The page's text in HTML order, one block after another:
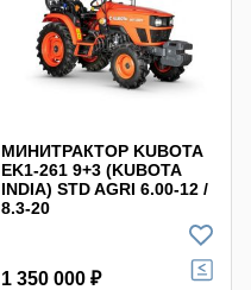
МИНИТРАКТОР KUBOTA
EK1-261 9+3 (KUBOTA
INDIA) STD AGRI 6.00-12 /
8.3-20
1 350 000 ₽